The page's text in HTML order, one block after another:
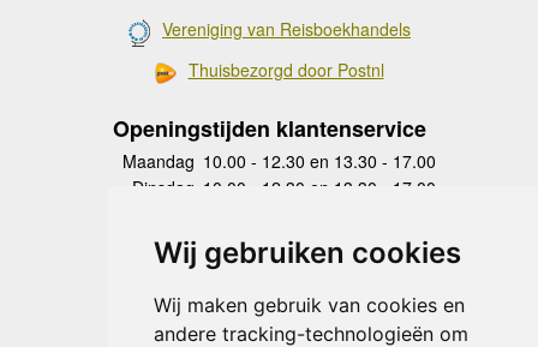
Wij gebruiken cookies
Wij maken gebruik van cookies en
andere tracking-technologieën om
Vereniging van Reisboekhandels
Thuisbezorgd door Postnl
Openingstijden klantenservice
Maandag 10.00 - 12.30 en 13.30 - 17.00
Dinsdag 10.00 - 12.30 en 13.30 - 17.00
Donderdag
10.00 - 12.30 en 13.30 - 17.00
Vrijdag 10.00 - 12.30 en 13.30 - 17.00
Zaterdag
gesloten
Zondag gesloten